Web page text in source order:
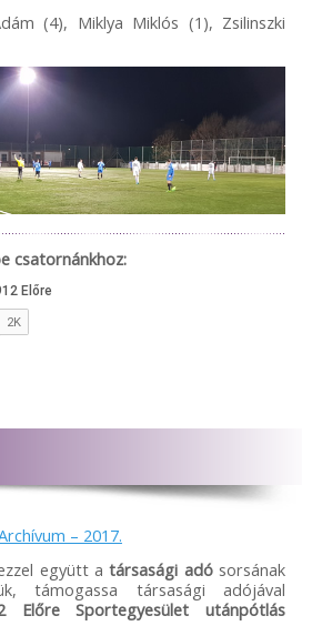
(4), Miklya Miklós (1), Zsilinszki
csatornánkhoz:
– 2017.
együtt atársasági adósorsának
támogassa társasági adójával
Előre Sportegyesület utánpótlás